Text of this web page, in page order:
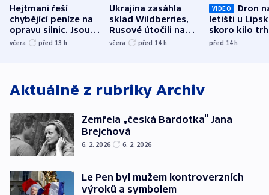
Hejtmani řeší
chybějící peníze na
opravu silnic. Jsou
nenárokové, namítá
včera před 13 h
Ukrajina zasáhla
sklad Wildberries,
Rusové útočili na
trh, hasiče či
včera před 14 h
VIDEO
Dron
letišti u
skoro kilo
indicie
před 14h
Aktuálně z rubriky Archiv
Zemřela „česká Bardotka“ Jana
Brejchová
6. 2. 2026 6. 2. 2026
Le Pen byl mužem kontroverzních
výroků a symbolem